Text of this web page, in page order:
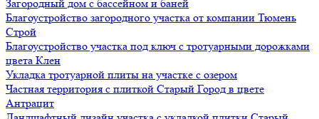
Загородный дом с бассейном и баней
Благоустройство загородного участка от компании Тюмень
Строй
Благоустройство участка под ключ с тротуарными дорожками
цвета Клен
Укладка тротуарной плиты на участке с озером
Частная территория с плиткой Старый Город в цвете
Антрацит